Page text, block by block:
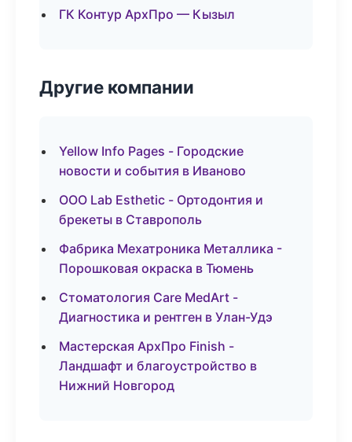
ГК Контур АрхПро — Кызыл
Другие компании
Yellow Info Pages - Городские
новости и события в Иваново
ООО Lab Esthetic - Ортодонтия и
брекеты в Ставрополь
Фабрика Мехатроника Металлика -
Порошковая окраска в Тюмень
Стоматология Care MedArt -
Диагностика и рентген в Улан-Удэ
Мастерская АрхПро Finish -
Ландшафт и благоустройство в
Нижний Новгород